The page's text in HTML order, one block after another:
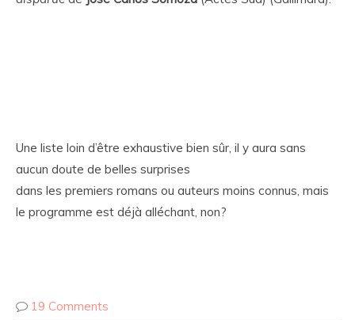
Une liste loin d’être exhaustive bien sûr, il y aura sans
aucun doute de belles surprises
dans les premiers romans ou auteurs moins connus, mais
le programme est déjà alléchant, non?
19 Comments